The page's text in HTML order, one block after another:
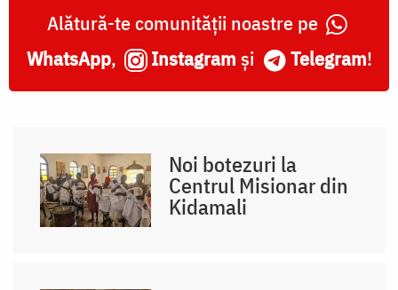
Alătură-te comunității noastre pe
WhatsApp, Instagram și Telegram!
Noi botezuri la
Centrul Misionar din
Kidamali